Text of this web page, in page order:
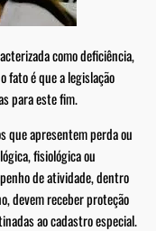
como deficiência,
fato é que a legislação
para este fim.
que apresentem perda ou
fisiológica ou
de atividade, dentro
devem receber proteção
ao cadastro especial.